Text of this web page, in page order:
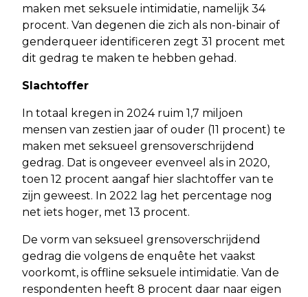
maken met seksuele intimidatie, namelijk 34
procent. Van degenen die zich als non-binair of
genderqueer identificeren zegt 31 procent met
dit gedrag te maken te hebben gehad.
Slachtoffer
In totaal kregen in 2024 ruim 1,7 miljoen
mensen van zestien jaar of ouder (11 procent) te
maken met seksueel grensoverschrijdend
gedrag. Dat is ongeveer evenveel als in 2020,
toen 12 procent aangaf hier slachtoffer van te
zijn geweest. In 2022 lag het percentage nog
net iets hoger, met 13 procent.
De vorm van seksueel grensoverschrijdend
gedrag die volgens de enquête het vaakst
voorkomt, is offline seksuele intimidatie. Van de
respondenten heeft 8 procent daar naar eigen